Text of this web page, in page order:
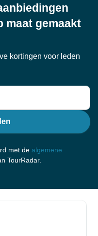
maat gemaakt
kortingen voor leden
met de algemene
TourRadar.